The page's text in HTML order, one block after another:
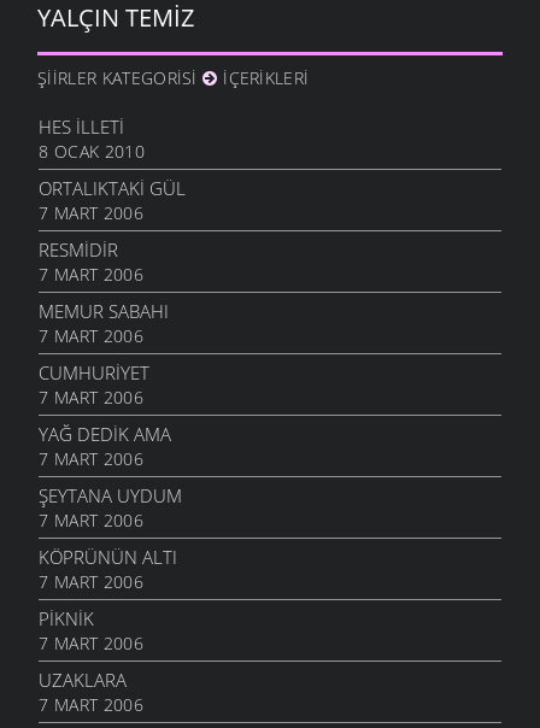
YALÇIN TEMIZ
ŞIIRLER KATEGORISI İÇERIKLERI
HES İLLETI
8 OCAK 2010
ORTALIKTAKI GÜL
7 MART 2006
RESMIDIR
7 MART 2006
MEMUR SABAHI
7 MART 2006
CUMHURIYET
7 MART 2006
YAĞ DEDIK AMA
7 MART 2006
ŞEYTANA UYDUM
7 MART 2006
KÖPRÜNÜN ALTI
7 MART 2006
PIKNIK
7 MART 2006
UZAKLARA
7 MART 2006